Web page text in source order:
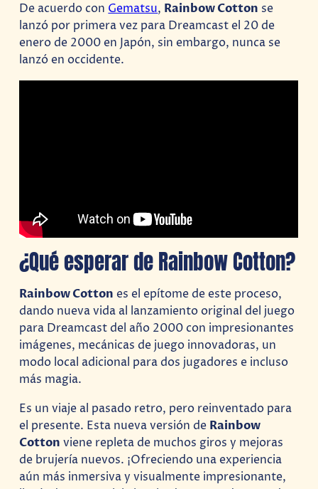
De acuerdo conGematsu, Rainbow Cotton se
lanzó por primera vez para Dreamcast el 20 de
enero de 2000 en Japón, sin embargo, nunca se
lanzó en occidente.
¿Qué esperar de Rainbow Cotton?
Rainbow Cotton es el epítome de este proceso,
dando nueva vida al lanzamiento original del juego
para Dreamcast del año 2000 con impresionantes
imágenes, mecánicas de juego innovadoras, un
modo local adicional para dos jugadores e incluso
más magia.
Es un viaje al pasado retro, pero reinventado para
el presente. Esta nueva versión de Rainbow
Cotton viene repleta de muchos giros y mejoras
de brujería nuevos. ¡Ofreciendo una experiencia
aún más inmersiva y visualmente impresionante,